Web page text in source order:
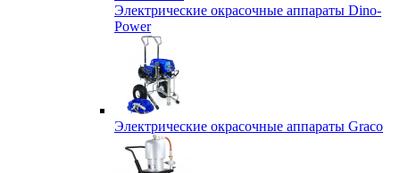
Электрические окрасочные аппараты Dino-
Power
Электрические окрасочные аппараты Graco